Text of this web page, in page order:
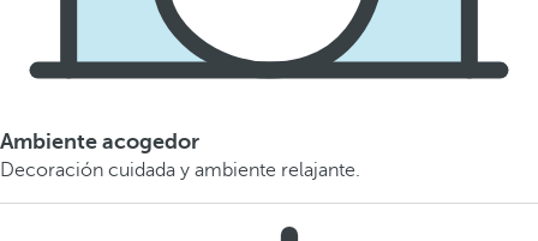
Ambiente acogedor
Decoración cuidada y ambiente relajante.